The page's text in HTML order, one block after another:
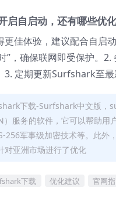
启自启动，还有哪些优
更佳体验，建议配合自启
”，确保联网即受保护。
3. 定期更新Surfshark至最
下载-Surfshark中文版，
）服务的软件，它可以帮助
256军事级加密技术等。此
对亚洲市场进行了优化
下载 优化建议 官网